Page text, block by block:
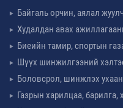
Байгаль орчин, аялал
Худалдан авах
Биеийн тамир, спортын
Шүүх шинжилгээний
Боловсрол, шинжлэх
Газрын харилцаа, барилга,